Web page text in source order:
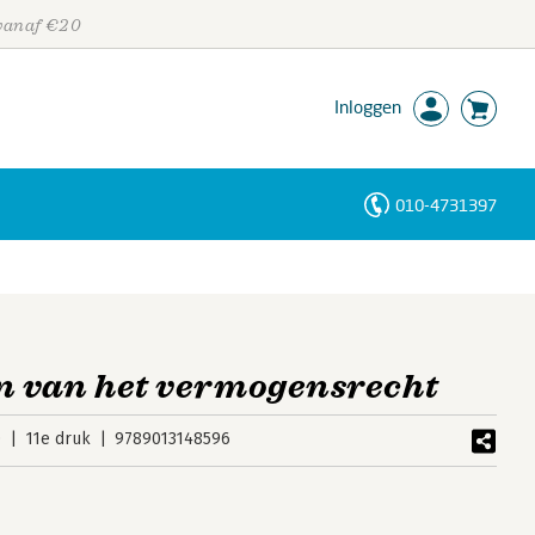
€20
Inloggen
010-4731397
van het vermogensrecht
11e druk 9789013148596
Personen